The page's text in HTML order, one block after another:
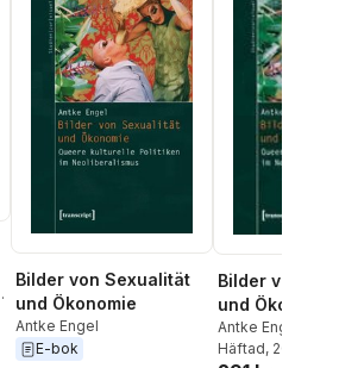
Bilder von Sexualität
und Ökonomie
Antke Engel
E-bok
Bilder von
und Ökonomie
Antke Engel
Häftad, 2017